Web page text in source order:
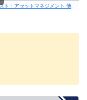
ト・アセットマネジメント 他